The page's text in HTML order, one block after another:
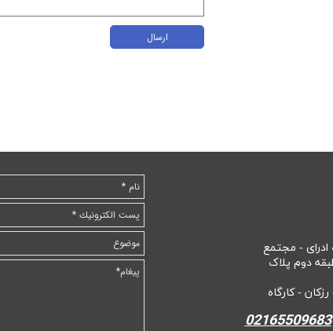
ارسال
- مجتمع
دوم پلاک
- کارگاه
02165509683